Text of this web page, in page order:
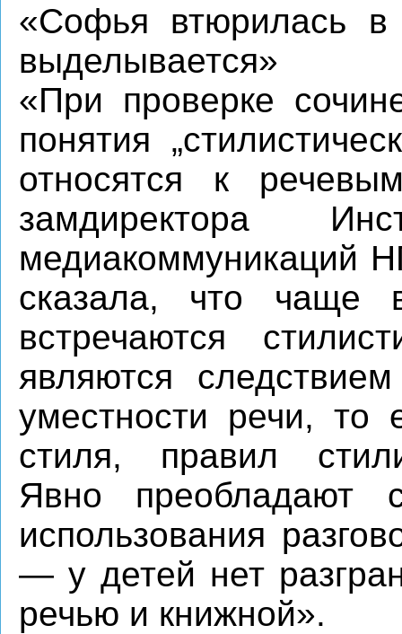
«Софья втюрилась
выделывается»
«При проверке
понятия
относятся к
замдиректора
медиакоммуникаций
сказала, что чаще
встречаются
являются
уместности речи, то
стиля, правил
Явно преобладают
использования
— у детей нет
речью и книжной».